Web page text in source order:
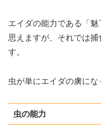
エイダの能力である「
思えますが、それでは
す。
虫が単にエイダの虜に
虫の能力